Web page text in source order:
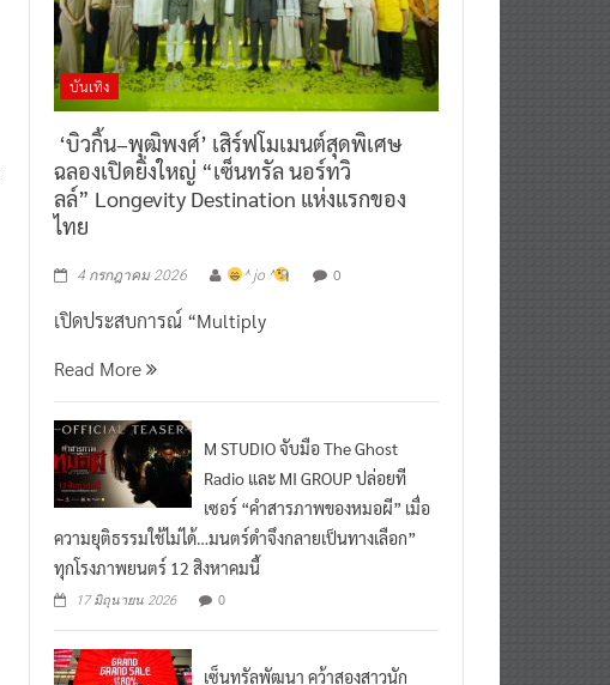
บันเทิง
‘บิวกิ้น–พุฒิพงศ์’ เสิร์ฟโมเมนต์สุดพิเศษ
ฉลองเปิดยิ่งใหญ่ “เซ็นทรัล นอร์ทวิ
ลล์” Longevity Destination แห่งแรกของ
ไทย
4 กรกฎาคม 2026 ^ jo ^ 0
เปิดประสบการณ์ “Multiply
Read More
M STUDIO จับมือ The Ghost
Radio และ MI GROUP ปล่อยที
เซอร์ “คำสารภาพของหมอผี” เมื่อ
ความยุติธรรมใช้ไม่ได้…มนตร์ดำจึงกลายเป็นทางเลือก”
ทุกโรงภาพยนตร์ 12 สิงหาคมนี้
17 มิถุนายน 2026 0
เซ็นทรัลพัฒนา คว้าสองสาวนัก